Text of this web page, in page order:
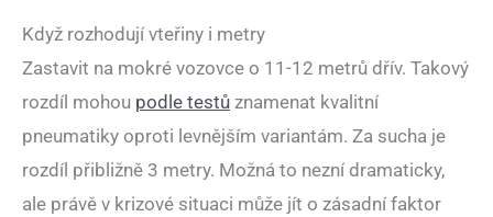
Když rozhodují vteřiny i metry
Zastavit na mokré vozovce o 11-12 metrů dřív. Takový
rozdíl mohou podle testů znamenat kvalitní
pneumatiky oproti levnějším variantám. Za sucha je
rozdíl přibližně 3 metry. Možná to nezní dramaticky,
ale právě v krizové situaci může jít o zásadní faktor